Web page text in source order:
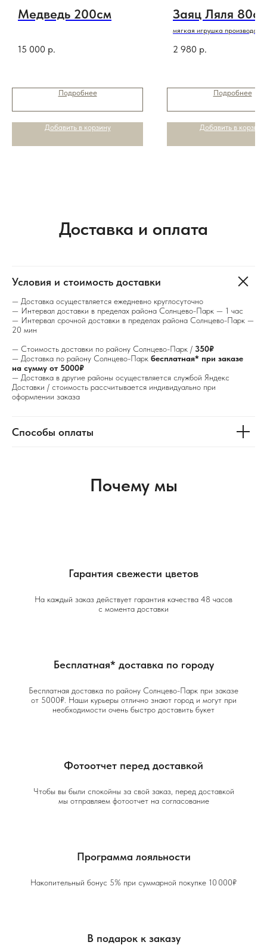
Медведь 200см
15 000 р.
Подробнее
Добавить в корзину
Заяц Ляля 80см
мягкая игрушка
2 980 р.
Подробнее
Добавить в корзину
Доставка и оплата
Условия и стоимость доставки
— Доставка осуществляется ежедневно круглосуточно
— Интервал доставки в пределах района Солнцево-Парк — 1 час
— Интервал срочной доставки в пределах района Солнцево-Парк —
20 мин
— Стоимость доставки по району Солнцево-Парк / 350₽
— Доставка по району Солнцево-Парк бесплатная* при заказе
на сумму от 5000₽
— Доставка в другие районы осуществляется службой Яндекс
Доставки / стоимость рассчитывается индивидуально при
оформлении заказа
Способы оплаты
Почему мы
Гарантия свежести цветов
На каждый заказ действует гарантия качества 48 часов
с момента доставки
Бесплатная* доставка по городу
Бесплатная доставка по району Солнцево-Парк при заказе
от 5000₽. Наши курьеры отлично знают город и могут при
необходимости очень быстро доставить букет
Фотоотчет перед доставкой
Чтобы вы были спокойны за свой заказ, перед доставкой
мы отправляем фотоотчет на согласование
Программа лояльности
Накопительный бонус 5% при суммарной покупке 10 000₽
В подарок к заказу